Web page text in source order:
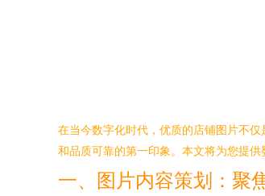
在当今数字化时代，优质的店铺图片不
和品质可靠的第一印象。本文将为您提
一、图片内容策划：聚